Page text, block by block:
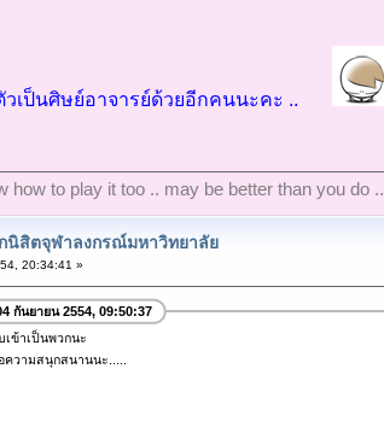
ป็นศิษย์อาจารย์ด้วยอีกคนนะคะ ..
how to play it too .. may be better than you do ..
นิสิตจุฬาลงกรณ์มหาวิทยาลัย
20:34:41 »
กันยายน 2554, 09:50:37
ข้าเป็นพวกนะ
ความสนุกสนานนะ.....